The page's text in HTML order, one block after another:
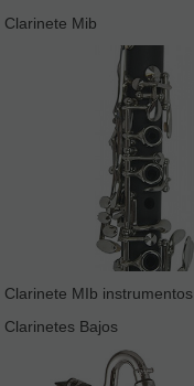
Clarinete Mib
Clarinete MIb instrumentos
Clarinetes Bajos